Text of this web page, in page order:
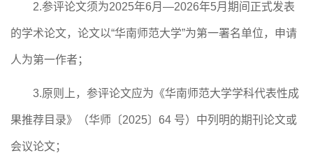
2.参评论文须为2025年6月 —2026年5月期间正式发表
的学术论文，论文以“华南师范大学”为第一署名单位，申请
人为第一作者 ；
3.原则上，参评论文应为《华南师范大学学科代表性成
果推荐目录》（华师〔2025〕 64 号）中列明的期刊论文或
会议论文；